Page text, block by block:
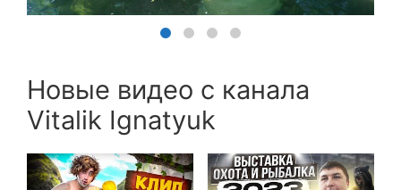
Новые видео с канала
Vitalik Ignatyuk